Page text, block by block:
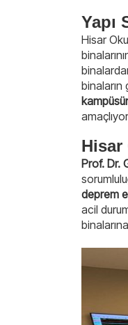
Yapı
Hisar
binaların
Hisar
Prof. Dr.
deprem
acil